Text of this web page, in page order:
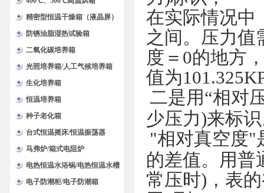
精密型恒温干燥箱（液晶屏）
防锈油脂湿热试验箱
二氧化碳培养箱
光照培养箱/人工气候培养箱
生化培养箱
恒温培养箱
种子老化箱
台式恒温摇床/恒温振荡器
马弗炉/箱式电阻炉
电热恒温水浴锅/电热恒温水槽
电子防潮柜/电子防潮箱
在实际情况中
之间。压力
度＝0的地方
值为
二是用“相对
少压力)来标
"相对真空度"
的差值。用普
常压时)，表